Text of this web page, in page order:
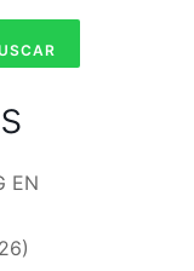
EN